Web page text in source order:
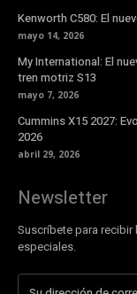
Kenworth C580: El
mayo 14, 2026
My International: El
tren motriz S13
mayo 7, 2026
Cummins X15 2027:
2026
abril 29, 2026
Newsletter
Suscríbete para
especiales.